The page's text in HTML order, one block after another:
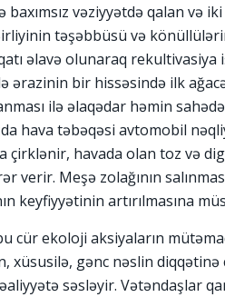
baxımsız vəziyyətdə qalan və
təşəbbüsü və
əlavə olunaraq
ərazinin bir hissəsində ilk
ilə əlaqədar həmin
hava təbəqəsi avtomobil
çirklənir, havada olan toz və
verir. Meşə zolağının
keyfiyyətinin artırılmasına
cür ekoloji aksiyaların
xüsusilə, gənc nəslin diqqətinə
səsləyir. Vətəndaşlar